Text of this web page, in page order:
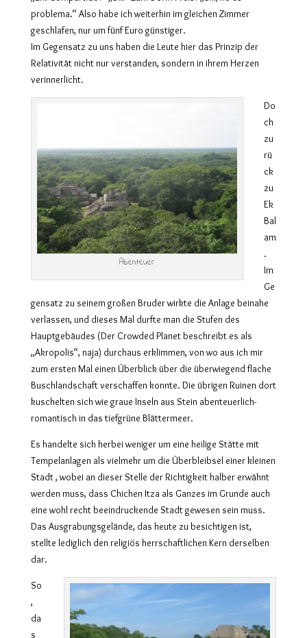
problema.“ Also habe ich weiterhin im gleichen Zimmer
geschlafen, nur um fünf Euro günstiger.
Im Gegensatz zu uns haben die Leute hier das Prinzip der
Relativität nicht nur verstanden, sondern in ihrem Herzen
verinnerlicht.
Abenteuer
Do
ch
zu
rü
ck
zu
Ek
Bal
am
.
Im
Ge
gensatz zu seinem großen Bruder wirkte die Anlage beinahe
verlassen, und dieses Mal durfte man die Stufen des
Hauptgebäudes (Der Crowded Planet beschreibt es als
„Akropolis“, naja) durchaus erklimmen, von wo aus ich mir
zum ersten Mal einen Überblick über die überwiegend flache
Buschlandschaft verschaffen konnte. Die übrigen Ruinen dort
kuschelten sich wie graue Inseln aus Stein abenteuerlich-
romantisch in das tiefgrüne Blättermeer.
Es handelte sich herbei weniger um eine heilige Stätte mit
Tempelanlagen als vielmehr um die Überbleibsel einer kleinen
Stadt , wobei an dieser Stelle der Richtigkeit halber erwähnt
werden muss, dass Chichen Itza als Ganzes im Grunde auch
eine wohl recht beeindruckende Stadt gewesen sein muss.
Das Ausgrabungsgelände, das heute zu besichtigen ist,
stellte lediglich den religiös herrschaftlichen Kern derselben
dar.
So
,
da
s